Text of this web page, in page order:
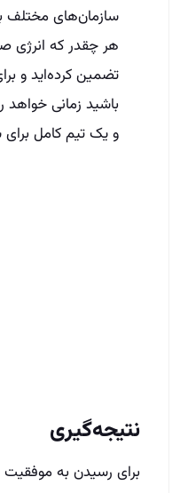
سازمان‌های مختلف
هر چقدر که انرژی
تضمین کرده‌اید و
باشید زمانی
و یک تیم کامل برای
ما در دوره‌های آموزشی
برای اطلاع از جزئیات